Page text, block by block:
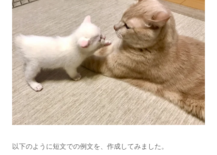
以下のように短文での例文を、作成してみました。